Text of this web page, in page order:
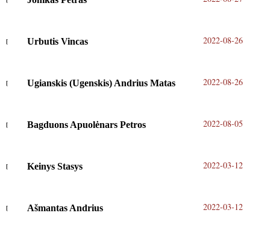
Urbutis Vincas 2022-08-26
Ugianskis (Ugenskis) Andrius Matas 2022-08-26
Bagduons Apuolėnars Petros 2022-08-05
Keinys Stasys 2022-03-12
Ašmantas Andrius 2022-03-12